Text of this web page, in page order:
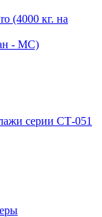
(4000 кг. на
- МС)
серии СТ-051